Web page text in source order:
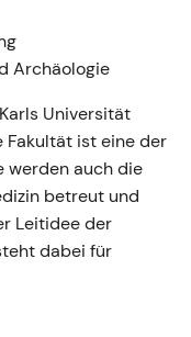
Archäologie
Universität
Fakultät ist eine der
werden auch die
betreut und
Leitidee der
dabei für